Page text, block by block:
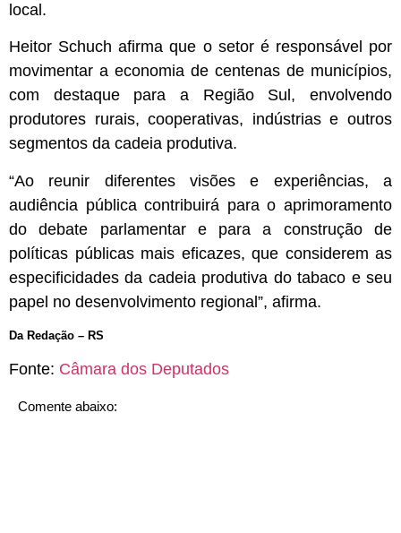
local.
Heitor Schuch afirma que o setor é responsável por
movimentar a economia de centenas de municípios,
com destaque para a Região Sul, envolvendo
produtores rurais, cooperativas, indústrias e outros
segmentos da cadeia produtiva.
“Ao reunir diferentes visões e experiências, a
audiência pública contribuirá para o aprimoramento
do debate parlamentar e para a construção de
políticas públicas mais eficazes, que considerem as
especificidades da cadeia produtiva do tabaco e seu
papel no desenvolvimento regional”, afirma.
Da Redação – RS
Fonte: Câmara dos Deputados
Comente abaixo: